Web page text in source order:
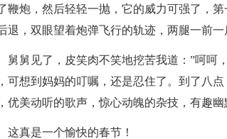
鞭炮，然后轻轻一抛，它的威力可强了，
退，双眼望着炮弹飞行的轨迹，两腿一前一
舅见了，皮笑肉不笑地挖苦我道：”呵呵
可想到妈妈的叮嘱，还是忍住了。到了八
优美动听的歌声，惊心动魄的杂技，有趣
真是一个愉快的春节！